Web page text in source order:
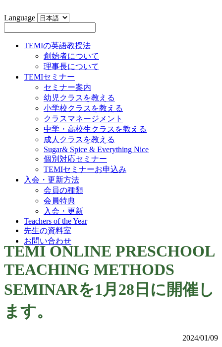
Language
TEMIの英語教授法
創始者について
理事長について
TEMIセミナー
セミナー案内
幼児クラスを教える
小学校クラスを教える
クラスマネージメント
中学・高校生クラスを教える
成人クラスを教える
Sugar& Spice & Everything Nice
個別対応セミナー
TEMIセミナーお申込み
入会・更新方法
会員の種類
会員特典
入会・更新
Teachers of the Year
先生の資料室
お問い合わせ
TEMI ONLINE PRESCHOOL
TEACHING METHODS
SEMINARを1月28日に開催し
ます。
2024/01/09